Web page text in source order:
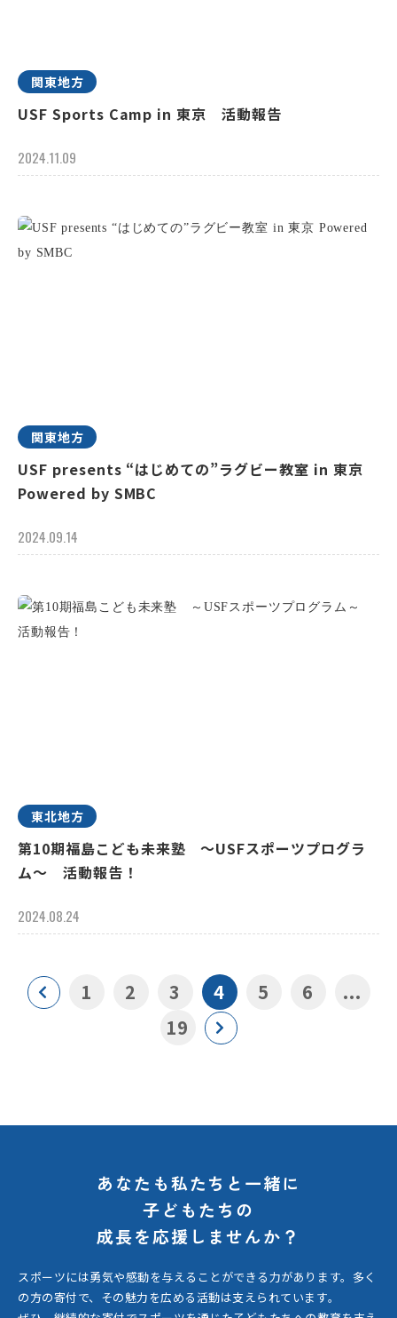
関東地方
USF Sports Camp in 東京 活動報告
2024.11.09
関東地方
USF presents “はじめての”ラグビー教室 in 東京
Powered by SMBC
2024.09.14
東北地方
第10期福島こども未来塾 ～USFスポーツプログラ
ム～ 活動報告！
2024.08.24
1 2 3 4 5 6
...
19
あなたも私たちと一緒に
子どもたちの
成長を応援しませんか？
スポーツには勇気や感動を与えることができる力があります。 多く
の方の寄付で、その魅力を広める活動は支えられています。